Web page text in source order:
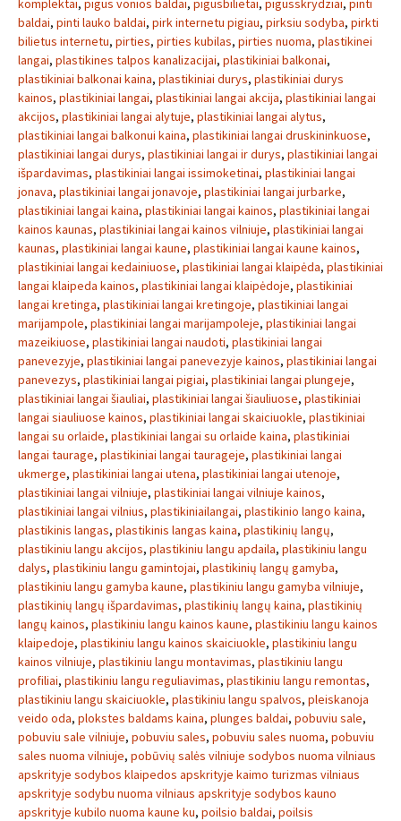
komplektai, pigus vonios baldai, pigusbilietai, pigusskrydziai, pinti
baldai, pinti lauko baldai, pirk internetu pigiau, pirksiu sodyba, pirkti
bilietus internetu, pirties, pirties kubilas, pirties nuoma, plastikinei
langai, plastikines talpos kanalizacijai, plastikiniai balkonai,
plastikiniai balkonai kaina, plastikiniai durys, plastikiniai durys
kainos, plastikiniai langai, plastikiniai langai akcija, plastikiniai langai
akcijos, plastikiniai langai alytuje, plastikiniai langai alytus,
plastikiniai langai balkonui kaina, plastikiniai langai druskininkuose,
plastikiniai langai durys, plastikiniai langai ir durys, plastikiniai langai
išpardavimas, plastikiniai langai issimoketinai, plastikiniai langai
jonava, plastikiniai langai jonavoje, plastikiniai langai jurbarke,
plastikiniai langai kaina, plastikiniai langai kainos, plastikiniai langai
kainos kaunas, plastikiniai langai kainos vilniuje, plastikiniai langai
kaunas, plastikiniai langai kaune, plastikiniai langai kaune kainos,
plastikiniai langai kedainiuose, plastikiniai langai klaipėda, plastikiniai
langai klaipeda kainos, plastikiniai langai klaipėdoje, plastikiniai
langai kretinga, plastikiniai langai kretingoje, plastikiniai langai
marijampole, plastikiniai langai marijampoleje, plastikiniai langai
mazeikiuose, plastikiniai langai naudoti, plastikiniai langai
panevezyje, plastikiniai langai panevezyje kainos, plastikiniai langai
panevezys, plastikiniai langai pigiai, plastikiniai langai plungeje,
plastikiniai langai šiauliai, plastikiniai langai šiauliuose, plastikiniai
langai siauliuose kainos, plastikiniai langai skaiciuokle, plastikiniai
langai su orlaide, plastikiniai langai su orlaide kaina, plastikiniai
langai taurage, plastikiniai langai taurageje, plastikiniai langai
ukmerge, plastikiniai langai utena, plastikiniai langai utenoje,
plastikiniai langai vilniuje, plastikiniai langai vilniuje kainos,
plastikiniai langai vilnius, plastikiniailangai, plastikinio lango kaina,
plastikinis langas, plastikinis langas kaina, plastikinių langų,
plastikiniu langu akcijos, plastikiniu langu apdaila, plastikiniu langu
dalys, plastikiniu langu gamintojai, plastikinių langų gamyba,
plastikiniu langu gamyba kaune, plastikiniu langu gamyba vilniuje,
plastikinių langų išpardavimas, plastikinių langų kaina, plastikinių
langų kainos, plastikiniu langu kainos kaune, plastikiniu langu kainos
klaipedoje, plastikiniu langu kainos skaiciuokle, plastikiniu langu
kainos vilniuje, plastikiniu langu montavimas, plastikiniu langu
profiliai, plastikiniu langu reguliavimas, plastikiniu langu remontas,
plastikiniu langu skaiciuokle, plastikiniu langu spalvos, pleiskanoja
veido oda, plokstes baldams kaina, plunges baldai, pobuviu sale,
pobuviu sale vilniuje, pobuviu sales, pobuviu sales nuoma, pobuviu
sales nuoma vilniuje, pobūvių salės vilniuje sodybos nuoma vilniaus
apskrityje sodybos klaipedos apskrityje kaimo turizmas vilniaus
apskrityje sodybu nuoma vilniaus apskrityje sodybos kauno
apskrityje kubilo nuoma kaune ku, poilsio baldai, poilsis